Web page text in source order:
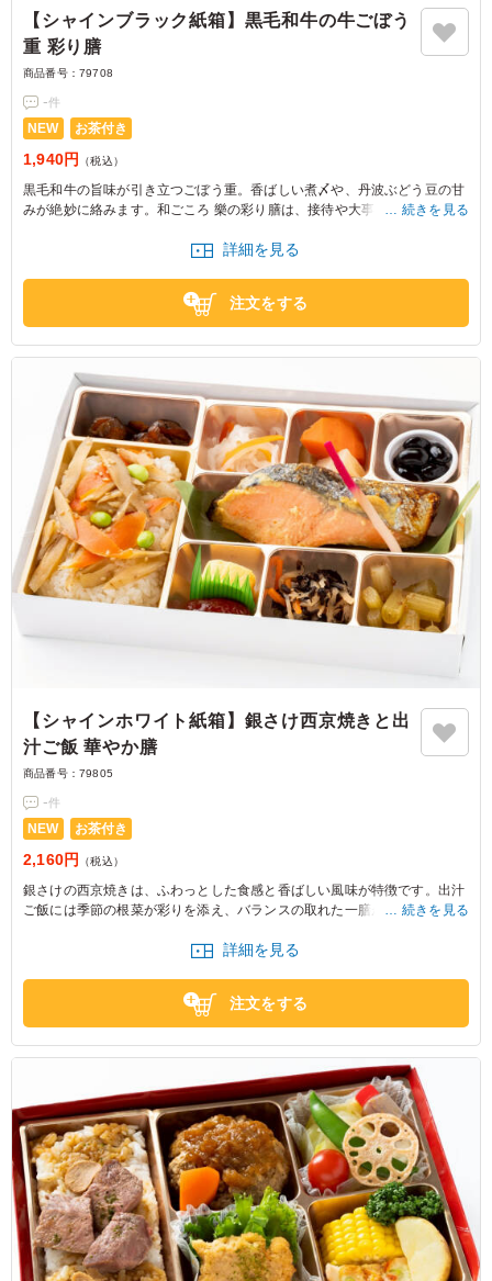
【シャインブラック紙箱】黒毛和牛の牛ごぼう
重 彩り膳
商品番号： 79708
-件
NEW お茶付き
1,940円 （税込）
黒毛和牛の旨味が引き立つごぼう重。香ばしい煮〆や、丹波ぶどう豆の甘
みが絶妙に絡みます。和ごころ 樂の彩り膳は、接待や大事なお集まりの席
続きを見る
詳細を見る
注文をする
【シャインホワイト紙箱】銀さけ西京焼きと出
汁ご飯 華やか膳
商品番号： 79805
-件
NEW お茶付き
2,160円 （税込）
銀さけの西京焼きは、ふわっとした食感と香ばしい風味が特徴です。出汁
ご飯には季節の根菜が彩りを添え、バランスの取れた一膳が楽しめます。
続きを見る
詳細を見る
注文をする